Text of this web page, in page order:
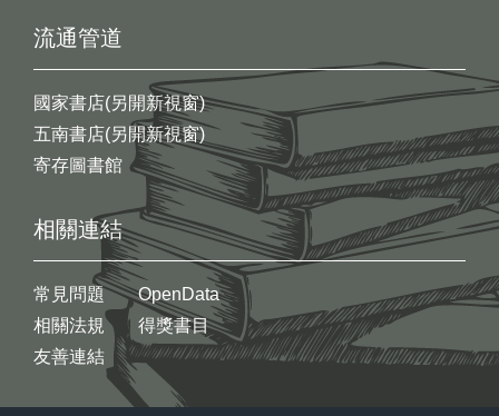
流通管道
國家書店(另開新視窗)
五南書店(另開新視窗)
寄存圖書館
相關連結
常見問題
相關法規
友善連結
OpenData
得獎書目